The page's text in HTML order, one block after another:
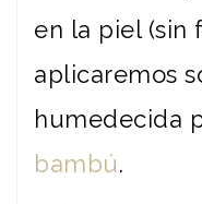
en la piel (sin
aplicaremos
humedecida
bambú.